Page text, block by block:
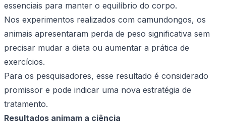
essenciais para manter o equilíbrio do corpo.
Nos experimentos realizados com camundongos, os
animais apresentaram perda de peso significativa sem
precisar mudar a dieta ou aumentar a prática de
exercícios.
Para os pesquisadores, esse resultado é considerado
promissor e pode indicar uma nova estratégia de
tratamento.
Resultados animam a ciência